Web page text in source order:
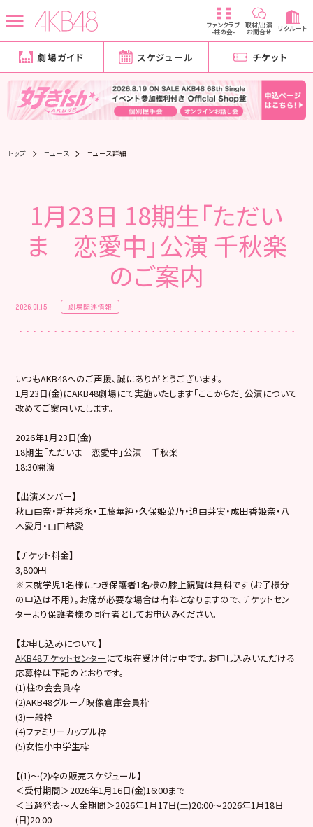
ファンクラブ
-柱の会-
取材/出演
お問合せ リクルート
劇場ガイド スケジュール チケット
トップ ニュース ニュース詳細
1月23日 18期生「ただい
ま 恋愛中」公演 千秋楽
のご案内
2026.01.15 劇場関連情報
いつもAKB48へのご声援、誠にありがとうございます。
1月23日(金)にAKB48劇場にて実施いたします「ここからだ」公演について
改めてご案内いたします。
2026年1月23日(金)
18期生「ただいま 恋愛中」公演 千秋楽
18:30開演
【出演メンバー】
秋山由奈・新井彩永・工藤華純・久保姫菜乃・迫由芽実・成田香姫奈・八
木愛月・山口結愛
【チケット料金】
3,800円
※未就学児1名様につき保護者1名様の膝上観覧は無料です（お子様分
の申込は不用）。お席が必要な場合は有料となりますので、チケットセン
ターより保護者様の同行者としてお申込みください。
【お申し込みについて】
AKB48チケットセンター にて現在受け付け中です。お申し込みいただける
応募枠は下記のとおりです。
(1)柱の会会員枠
(2)AKB48グループ映像倉庫会員枠
(3)一般枠
(4)ファミリーカップル枠
(5)女性小中学生枠
【(1)～(2)枠の販売スケジュール】
＜受付期間＞2026年1月16日(金)16:00まで
＜当選発表～入金期間＞2026年1月17日(土)20:00～2026年1月18日
(日)20:00